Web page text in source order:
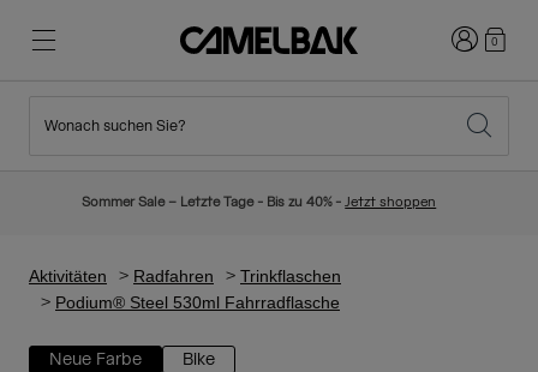
Neuigkeiten
Trinkrucksäcke
Wandern
Weg mit Wegwerfartikel
Anmelden
0
Wonach suchen Sie?
Sommer Sale – Letzte Tage - Bis zu 40% -Jetzt shoppen
Aktivitäten Radfahren
Trinkflaschen
Podium® Steel 530ml Fahrradflasche
Neue Farbe Bike